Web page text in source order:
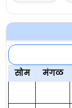
सोम
मंगळ